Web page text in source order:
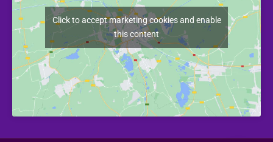
Click to accept marketing cookies and enable
this content